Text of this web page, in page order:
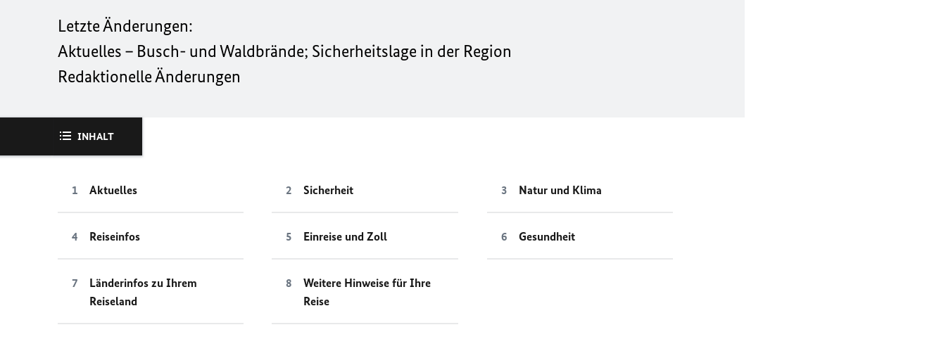
Letzte Änderungen:
Aktuelles – Busch- und Waldbrände; Sicherheitslage in der Region
Redaktionelle Änderungen
INHALT
Aktuelles Sicherheit Natur und Klima
Reiseinfos Einreise und Zoll Gesundheit
Länderinfos zu Ihrem
Reiseland
Weitere Hinweise für Ihre
Reise